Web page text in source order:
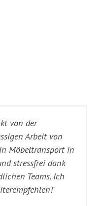
von der
Arbeit von
Möbeltransport in
stressfrei dank
Teams. Ich